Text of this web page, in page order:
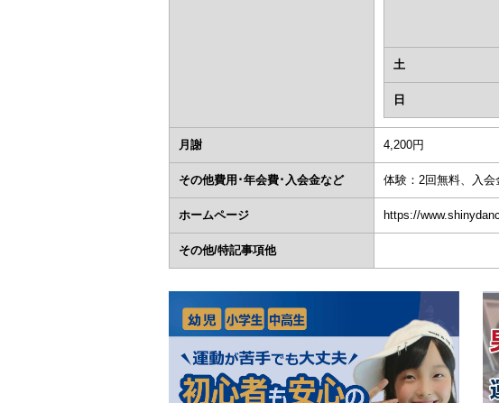
土
日
月謝 4,200円
その他費用･年会費･入会金など 体験：2回無料、入会
ホームページ https://
その他/特記事項他